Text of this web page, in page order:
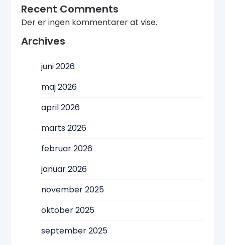
Recent Comments
Der er ingen kommentarer at vise.
Archives
juni 2026
maj 2026
april 2026
marts 2026
februar 2026
januar 2026
november 2025
oktober 2025
september 2025